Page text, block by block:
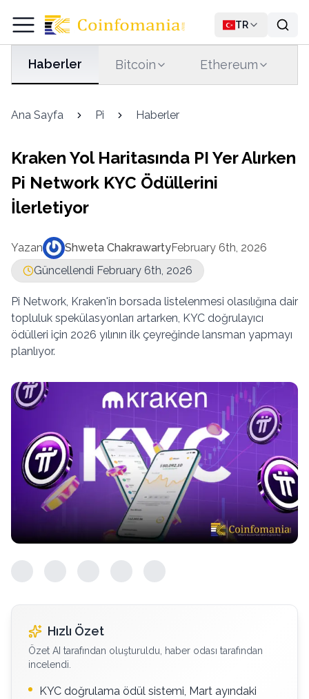
TR
Haberler Bitcoin Ethereum
Ana Sayfa Pi Haberler
Kraken Yol Haritasında PI Yer Alırken
Pi Network KYC Ödüllerini
İlerletiyor
Yazan Shweta ChakrawartyFebruary 6th, 2026
Güncellendi February 6th, 2026
Pi Network, Kraken'in borsada listelenmesi olasılığına dair
topluluk spekülasyonları artarken, KYC doğrulayıcı
ödülleri için 2026 yılının ilk çeyreğinde lansman yapmayı
planlıyor.
Hızlı Özet
Özet AI tarafından oluşturuldu, haber odası tarafından
incelendi.
KYC doğrulama ödül sistemi, Mart ayındaki